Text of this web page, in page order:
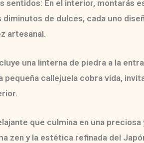
sentidos: En el interior, montarás
de dulces, cada uno
artesanal.
una linterna de piedra a la
pequeña callejuela cobra vida,
que culmina en una preciosa
zen y la estética refinada del